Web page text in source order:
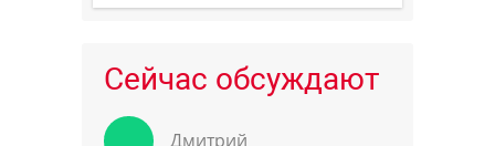
Сейчас обсуждают
Дмитрий